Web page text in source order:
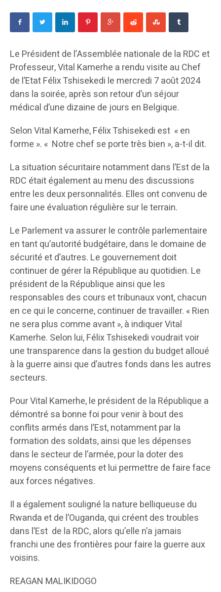
Le Président de l’Assemblée nationale de la RDC et
Professeur, Vital Kamerhe a rendu visite au Chef
de l’Etat Félix Tshisekedi le mercredi 7 août 2024
dans la soirée, après son retour d’un séjour
médical d’une dizaine de jours en Belgique.
Selon Vital Kamerhe, Félix Tshisekedi est « en
forme ». « Notre chef se porte très bien », a-t-il dit.
La situation sécuritaire notamment dans l’Est de la
RDC était également au menu des discussions
entre les deux personnalités. Elles ont convenu de
faire une évaluation régulière sur le terrain.
Le Parlement va assurer le contrôle parlementaire
en tant qu’autorité budgétaire, dans le domaine de
sécurité et d’autres. Le gouvernement doit
continuer de gérer la République au quotidien. Le
président de la République ainsi que les
responsables des cours et tribunaux vont, chacun
en ce qui le concerne, continuer de travailler. « Rien
ne sera plus comme avant », à indiquer Vital
Kamerhe. Selon lui, Félix Tshisekedi voudrait voir
une transparence dans la gestion du budget alloué
à la guerre ainsi que d’autres fonds dans les autres
secteurs.
Pour Vital Kamerhe, le président de la République a
démontré sa bonne foi pour venir à bout des
conflits armés dans l’Est, notamment par la
formation des soldats, ainsi que les dépenses
dans le secteur de l’armée, pour la doter des
moyens conséquents et lui permettre de faire face
aux forces négatives.
Il a également souligné la nature belliqueuse du
Rwanda et de l’Ouganda, qui créent des troubles
dans l’Est de la RDC, alors qu’elle n’a jamais
franchi une des frontières pour faire la guerre aux
voisins.
REAGAN MALIKIDOGO